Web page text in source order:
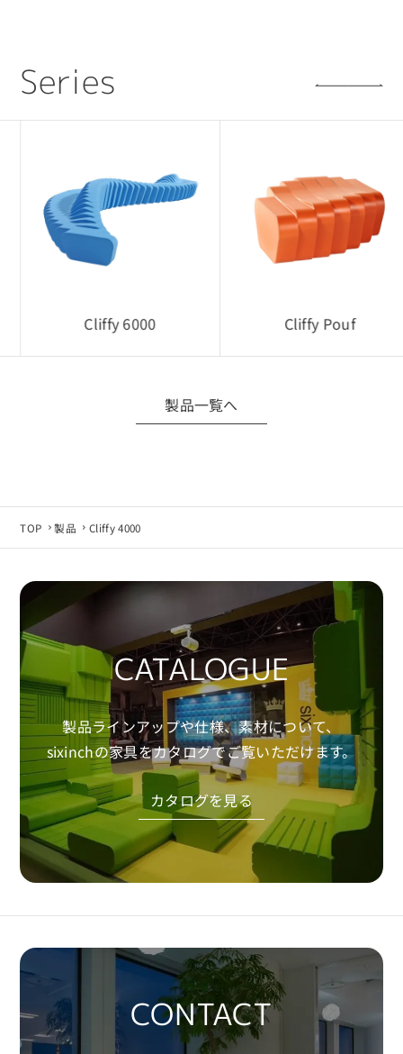
Series
Cliffy 6000 Cliffy Pouf
製品一覧へ
採用提案・レイアウト検討・設計確認用途での
CADデータに関する著作権・所有権などの一切の
権利は、当社または正当な権利者に帰属します。
■ 禁止事項
・利用目的以外で第三者へ開示・提供すること
製品仕様変更などにより、CADデータは予告なく
■ 免責事項
CADデータの利用は、お客様自身の責任にて行っ
使用環境やソフトウェア環境によっては正常に動
作しない場合があります。
当社は利用環境による不具合・損害等について
責任を負いかねます。
■ 同意について
CADデータのダウンロード・利用をもって、本規
約に同意したものとみなします。
Download
TOP 製品 Cliffy 4000
CATALOGUE
製品ラインアップや仕様、素材について、
sixinchの家具をカタログでご覧いただけます。
カタログを見る
CONTACT